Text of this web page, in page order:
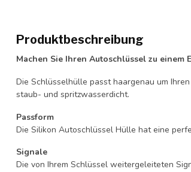
Produktbeschreibung
Machen Sie Ihren Autoschlüssel zu einem
Die Schlüsselhülle passt haargenau um
staub- und spritzwasserdicht.
Passform
Die Silikon Autoschlüssel Hülle hat eine
Signale
Die von Ihrem Schlüssel weitergeleiteten